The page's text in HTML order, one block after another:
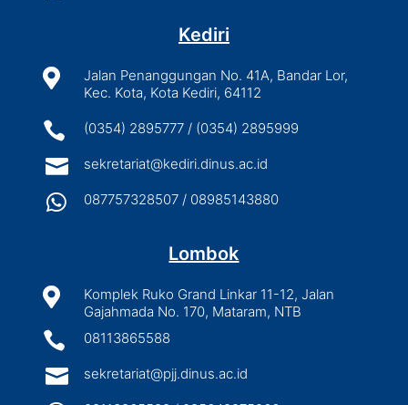
Kediri

Jalan Penanggungan No. 41A, Bandar Lor,
Kec. Kota, Kota Kediri, 64112
 (0354) 2895777 / (0354) 2895999
 sekretariat@kediri.dinus.ac.id
 087757328507 / 08985143880
Lombok

Komplek Ruko Grand Linkar 11-12, Jalan
Gajahmada No. 170, Mataram, NTB
 08113865588
 sekretariat@pjj.dinus.ac.id